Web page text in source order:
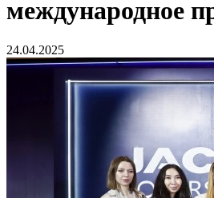
международное
24.04.2025